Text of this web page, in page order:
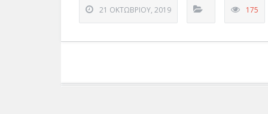
21 ΟΚΤΩΒΡΊΟΥ, 2019 175